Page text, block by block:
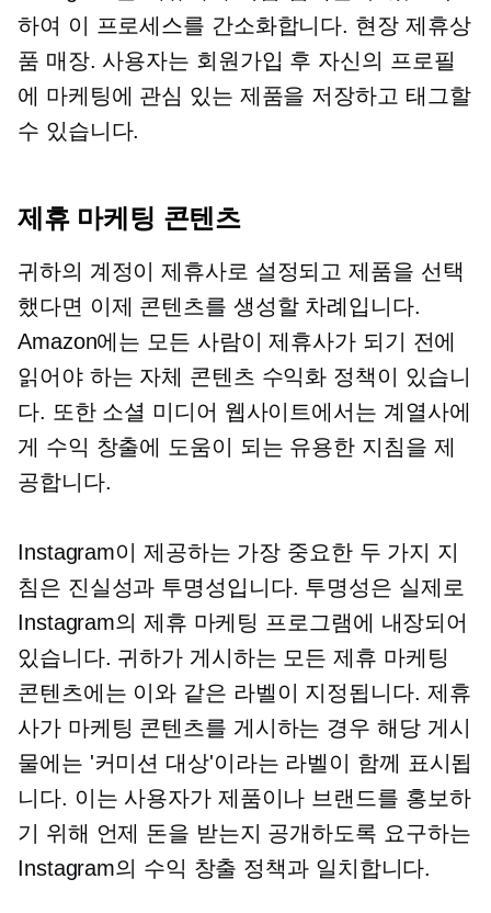
하여 이 프로세스를 간소화합니다. 현장제휴상
품 매장. 사용자는 회원가입 후 자신의 프로필
에 마케팅에 관심 있는 제품을 저장하고 태그할
수 있습니다.
제휴 마케팅 콘텐츠
귀하의 계정이 제휴사로 설정되고 제품을 선택
했다면 이제 콘텐츠를 생성할 차례입니다.
Amazon에는 모든 사람이 제휴사가 되기 전에
읽어야 하는 자체 콘텐츠 수익화 정책이 있습니
다. 또한 소셜 미디어 웹사이트에서는 계열사에
게 수익 창출에 도움이 되는 유용한 지침을 제
공합니다.
Instagram이 제공하는 가장 중요한 두 가지 지
침은 진실성과 투명성입니다. 투명성은 실제로
Instagram의 제휴 마케팅 프로그램에 내장되어
있습니다. 귀하가 게시하는 모든 제휴 마케팅
콘텐츠에는 이와 같은 라벨이 지정됩니다. 제휴
사가 마케팅 콘텐츠를 게시하는 경우 해당 게시
물에는 '커미션 대상'이라는 라벨이 함께 표시됩
니다. 이는 사용자가 제품이나 브랜드를 홍보하
기 위해 언제 돈을 받는지 공개하도록 요구하는
Instagram의 수익 창출 정책과 일치합니다.